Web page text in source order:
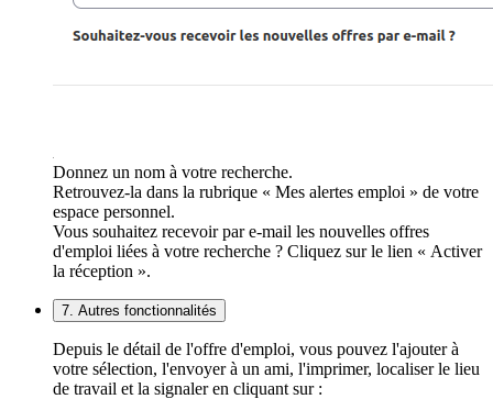
Donnez un nom à votre recherche.
Retrouvez-la dans la rubrique « Mes alertes emploi » de votre
espace personnel.
Vous souhaitez recevoir par e-mail les nouvelles offres
d'emploi liées à votre recherche ? Cliquez sur le lien « Activer
la réception ».
7. Autres fonctionnalités
Depuis le détail de l'offre d'emploi, vous pouvez l'ajouter à
votre sélection, l'envoyer à un ami, l'imprimer, localiser le lieu
de travail et la signaler en cliquant sur :